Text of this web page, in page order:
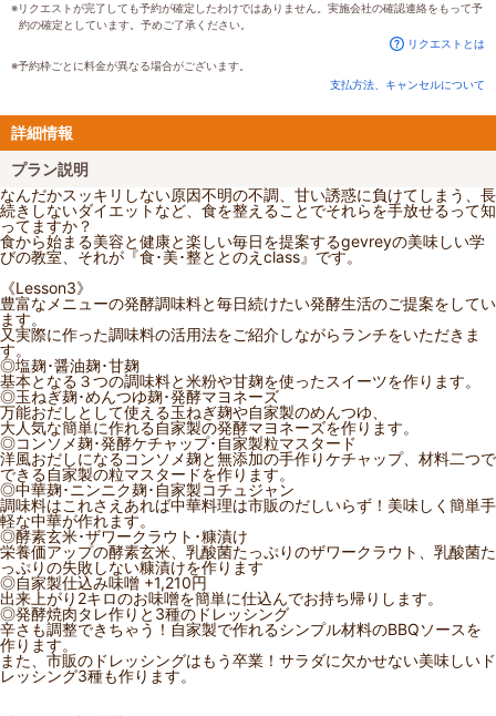
※リクエストが完了しても予約が確定したわけではありません。実施会社の確認連絡をもって予
約の確定としています。予めご了承ください。
リクエストとは
※予約枠ごとに料金が異なる場合がございます。
支払方法、キャンセルについて
詳細情報
プラン説明
なんだかスッキリしない原因不明の不調、甘い誘惑に負けてしまう、長
続きしないダイエットなど、食を整えることでそれらを手放せるって知
ってますか？
食から始まる美容と健康と楽しい毎日を提案するgevreyの美味しい学
びの教室、それが『食･美･整ととのえclass』です。
《Lesson3》
豊富なメニューの発酵調味料と毎日続けたい発酵生活のご提案をしてい
ます。
又実際に作った調味料の活用法をご紹介しながらランチをいただきま
す。
◎塩麹･醤油麹･甘麹
基本となる３つの調味料と米粉や甘麹を使ったスイーツを作ります。
◎玉ねぎ麹･めんつゆ麹･発酵マヨネーズ
万能おだしとして使える玉ねぎ麹や自家製のめんつゆ、
大人気な簡単に作れる自家製の発酵マヨネーズを作ります。
◎コンソメ麹･発酵ケチャップ･自家製粒マスタード
洋風おだしになるコンソメ麹と無添加の手作りケチャップ、材料二つで
できる自家製の粒マスタードを作ります。
◎中華麹･ニンニク麹･自家製コチュジャン
調味料はこれさえあれば中華料理は市販のだしいらず！美味しく簡単手
軽な中華が作れます。
◎酵素玄米･ザワークラウト･糠漬け
栄養価アップの酵素玄米、乳酸菌たっぷりのザワークラウト、乳酸菌た
っぷりの失敗しない糠漬けを作ります
◎自家製仕込み味噌 +1,210円
出来上がり2キロのお味噌を簡単に仕込んでお持ち帰りします。
◎発酵焼肉タレ作りと3種のドレッシング
辛さも調整できちゃう！自家製で作れるシンプル材料のBBQソースを
作ります。
また、市販のドレッシングはもう卒業！サラダに欠かせない美味しいド
レッシング3種も作ります。